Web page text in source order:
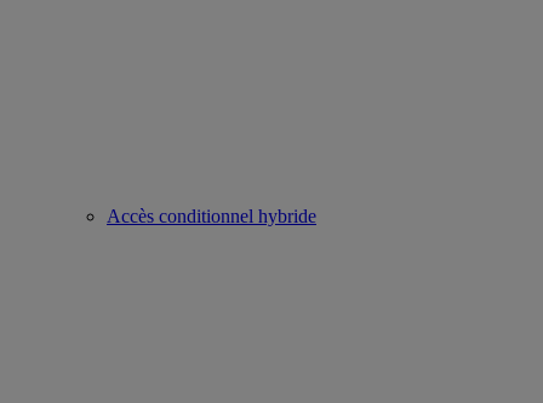
Accès conditionnel hybride